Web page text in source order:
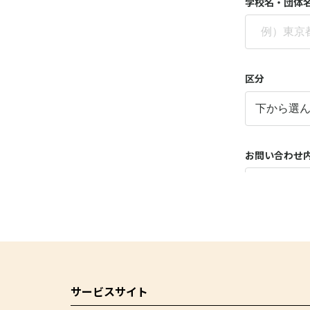
サービスサイト